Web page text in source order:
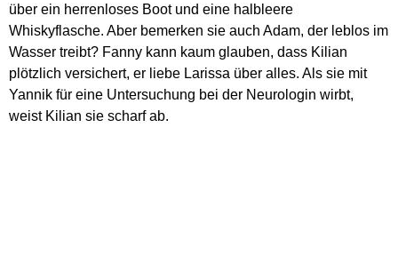
über ein herrenloses Boot und eine halbleere
Whiskyflasche. Aber bemerken sie auch Adam, der leblos im
Wasser treibt? Fanny kann kaum glauben, dass Kilian
plötzlich versichert, er liebe Larissa über alles. Als sie mit
Yannik für eine Untersuchung bei der Neurologin wirbt,
weist Kilian sie scharf ab.